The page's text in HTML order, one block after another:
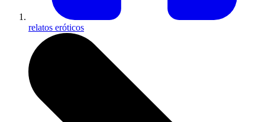
relatos eróticos